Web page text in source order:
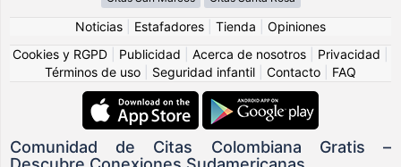
Noticias Estafadores Tienda
Opiniones
Cookies y RGPD
Publicidad Acerca de nosotros Privacidad
Términos de uso
Seguridad infantil Contacto FAQ
Comunidad de Citas Colombiana Gratis –